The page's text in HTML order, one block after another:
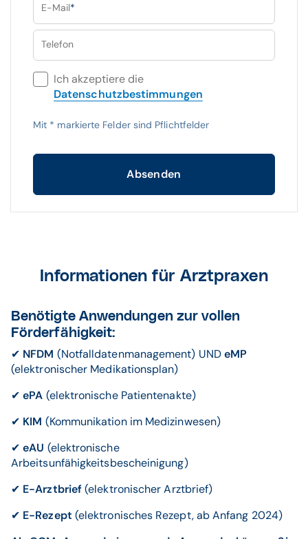
E-Mail*
Telefon
Ich akzeptiere die
Datenschutzbestimmungen
Mit * markierte Felder sind Pflichtfelder
Absenden
Informationen für Arztpraxen
Benötigte Anwendungen zur vollen
Förderfähigkeit:
✔ NFDM (Notfalldatenmanagement) UNDeMP
(elektronischer Medikationsplan)
✔ePA (elektronische Patientenakte)
✔ KIM (Kommunikation im Medizinwesen)
✔eAU (elektronische
Arbeitsunfähigkeitsbescheinigung)
✔ E-Arztbrief(elektronischer Arztbrief)
✔ E-Rezept (elektronisches Rezept, ab Anfang 2024)